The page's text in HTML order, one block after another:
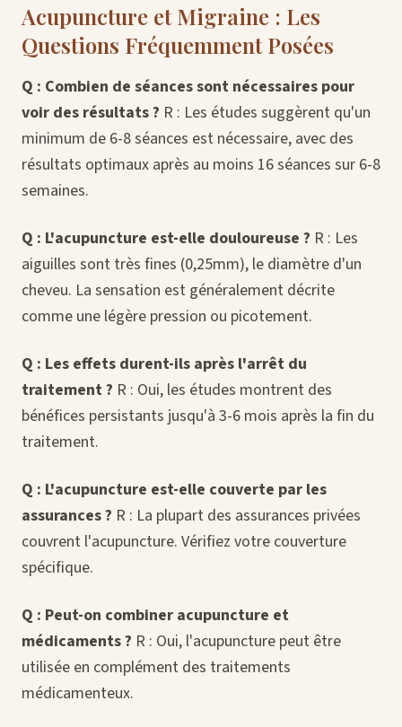
Acupuncture et Migraine : Les
Questions Fréquemment Posées
Q : Combien de séances sont nécessaires pour
voir des résultats ? R : Les études suggèrent qu'un
minimum de 6-8 séances est nécessaire, avec des
résultats optimaux après au moins 16 séances sur 6-8
semaines.
Q : L'acupuncture est-elle douloureuse ? R : Les
aiguilles sont très fines (0,25mm), le diamètre d'un
cheveu. La sensation est généralement décrite
comme une légère pression ou picotement.
Q : Les effets durent-ils après l'arrêt du
traitement ? R : Oui, les études montrent des
bénéfices persistants jusqu'à 3-6 mois après la fin du
traitement.
Q : L'acupuncture est-elle couverte par les
assurances ? R : La plupart des assurances privées
couvrent l'acupuncture. Vérifiez votre couverture
spécifique.
Q : Peut-on combiner acupuncture et
médicaments ? R : Oui, l'acupuncture peut être
utilisée en complément des traitements
médicamenteux.